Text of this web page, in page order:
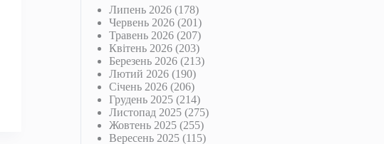
Липень 2026 (178)
Червень 2026 (201)
Травень 2026 (207)
Квітень 2026 (203)
Березень 2026 (213)
Лютий 2026 (190)
Січень 2026 (206)
Грудень 2025 (214)
Листопад 2025 (275)
Жовтень 2025 (255)
Вересень 2025 (115)